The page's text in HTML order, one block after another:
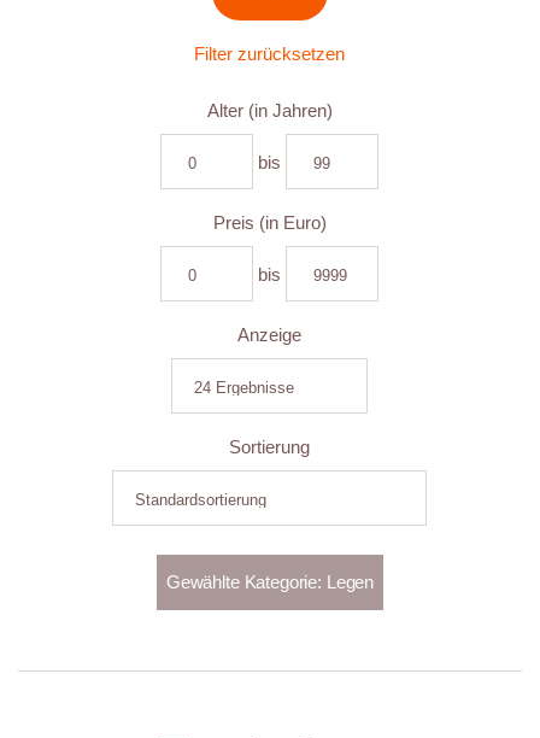
Filter zurücksetzen
Alter (in Jahren)
bis
Preis (in Euro)
bis
Anzeige
Sortierung